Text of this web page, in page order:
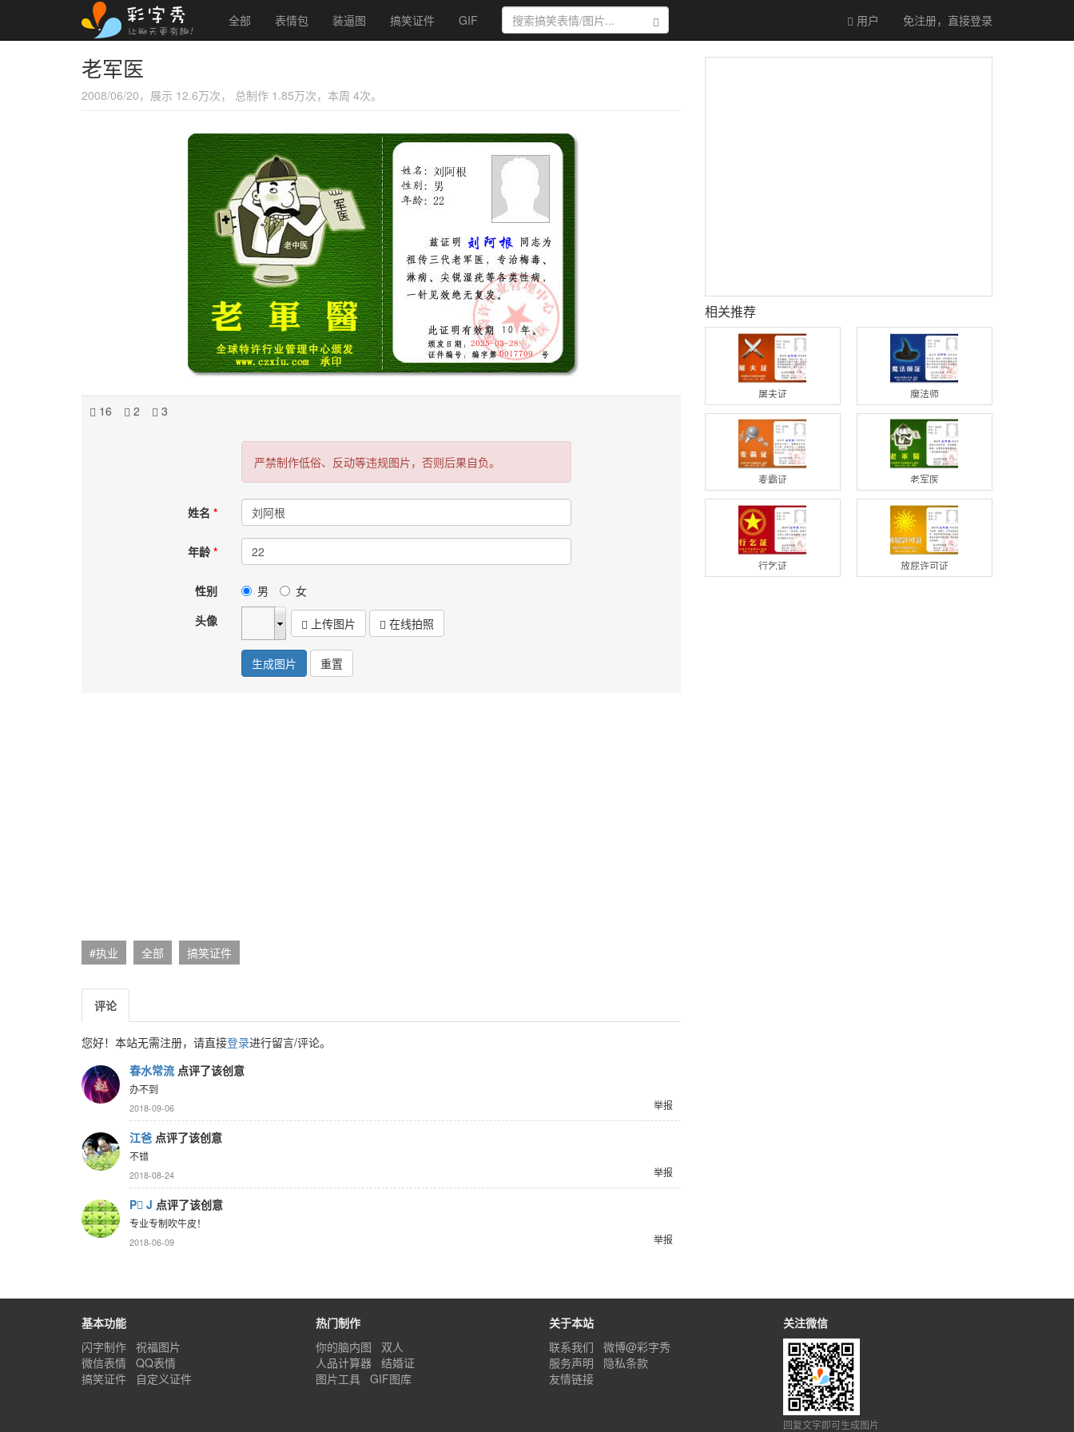
全部 表情包 装逼图 搞笑证件 GIF 搜索 用户 免注册，直接登录
老军医
2008/06/20，展示 12.6万次， 总制作 1.85万次，本周 4次。
16 2 3
严禁制作低俗、反动等违规图片，否则后果自负。
姓名
年龄
性别 男
女
头像
上传图片 在线拍照
生成图片 重置
#执业 全部 搞笑证件
评论
您好！本站无需注册，请直接登录进行留言/评论。
春水常流 点评了该创意
办不到
举报
2018-09-06
江爸 点评了该创意
不错
举报
2018-08-24
P J 点评了该创意
专业专制吹牛皮！
举报
2018-06-09
相关推荐
屠夫证 魔法师
麦霸证 老军医
行乞证 放屁许可证
基本功能
闪字制作
祝福图片
微信表情
QQ表情
搞笑证件
自定义证件
热门制作
你的脑内图
双人
人品计算器
结婚证
图片工具
GIF图库
关注微信
回复文字即可生成图片
关于本站
联系我们
微博@彩字秀
服务声明
隐私条款
友情链接